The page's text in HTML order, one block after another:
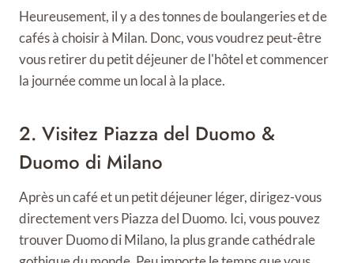
Heureusement, il y a des tonnes de boulangeries et de
cafés à choisir à Milan. Donc, vous voudrez peut-être
vous retirer du petit déjeuner de l'hôtel et commencer
la journée comme un local à la place.
2. Visitez Piazza del Duomo &
Duomo di Milano
Après un café et un petit déjeuner léger, dirigez-vous
directement vers Piazza del Duomo. Ici, vous pouvez
trouver Duomo di Milano, la plus grande cathédrale